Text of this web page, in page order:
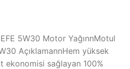
5W30 Motor YağınnMotul
AçıklamannHem yüksek
ekonomisi sağlayan 100%